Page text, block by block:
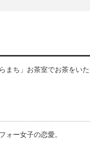
らまち」お茶室でお茶をいた
ォー女子の恋愛。